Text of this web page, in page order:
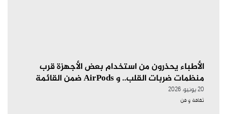
الأطباء يحذرون من استخدام بعض الأجهزة قرب
منظمات ضربات القلب.. و AirPods ضمن القائمة
20 يونيو، 2026
ثقافة و فن